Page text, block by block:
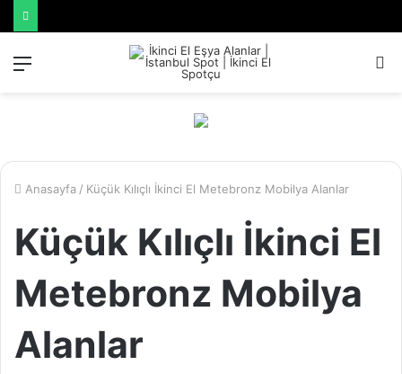
Anasayfa / Küçük Kılıçlı İkinci El Metebronz Mobilya Alanlar
Küçük Kılıçlı İkinci El
Metebronz Mobilya
Alanlar